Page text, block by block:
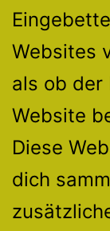
Websites
als ob der
Website
Diese
dich